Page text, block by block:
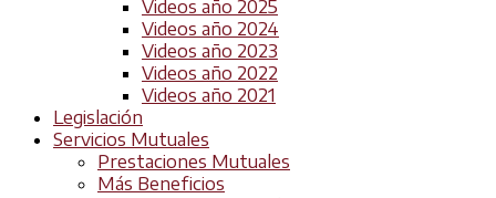
Videos año 2025
Videos año 2024
Videos año 2023
Videos año 2022
Videos año 2021
Legislación
Servicios Mutuales
Prestaciones Mutuales
Más Beneficios